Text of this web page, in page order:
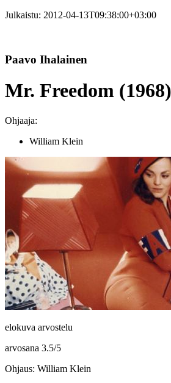
Julkaistu: 2012-04-13T09:38:00+03:00
Paavo Ihalainen
Mr. Freedom (1968)
Ohjaaja:
William Klein
elokuva arvostelu
arvosana 3.5/5
Ohjaus: William Klein